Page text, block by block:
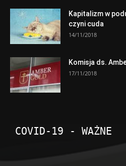
Kapitalizm w
czyni cuda
14/11/2018
Komisja ds.
17/11/2018
COVID-19 - WAŻNE